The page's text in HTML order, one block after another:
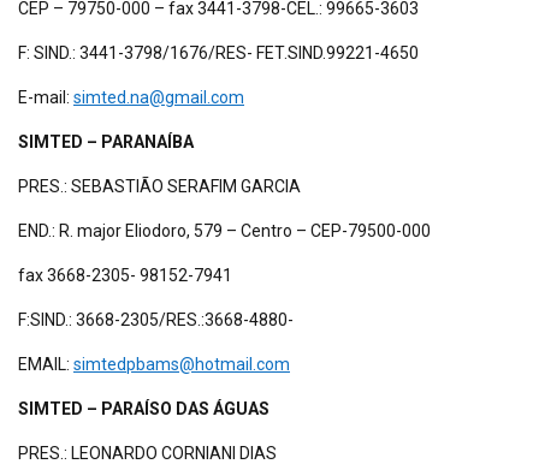
CEP – 79750-000 – fax 3441-3798-CEL.: 99665-3603
F: SIND.: 3441-3798/1676/RES- FET.SIND.99221-4650
E-mail: simted.na@gmail.com
SIMTED – PARANAÍBA
PRES.: SEBASTIÃO SERAFIM GARCIA
END.: R. major Eliodoro, 579 – Centro – CEP-79500-000
fax 3668-2305- 98152-7941
F:SIND.: 3668-2305/RES.:3668-4880-
EMAIL: simtedpbams@hotmail.com
SIMTED – PARAÍSO DAS ÁGUAS
PRES.: LEONARDO CORNIANI DIAS